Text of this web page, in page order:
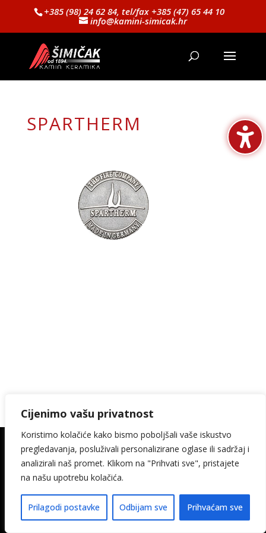
Cijenimo vašu privatnost
Koristimo kolačiće kako bismo poboljšali vaše iskustvo
pregledavanja, posluživali personalizirane oglase ili sadržaj i
analizirali naš promet. Klikom na "Prihvati sve", pristajete
na našu upotrebu kolačića.
Prilagodi postavke Odbijam sve Prihvaćam sve
+385 (98) 24 62 84, tel/fax +385 (47) 65 44 10
info@kamini-simicak.hr
SPARTHERM
© 2026. Kamin Keramika Šimičak design:
media-met
Pravila privatnosti Izjava o pristupačnosti